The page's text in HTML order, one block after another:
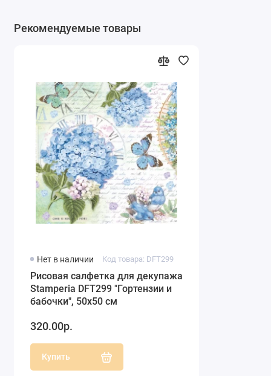
Рекомендуемые товары
Нет в наличии Код товара: DFT299
Рисовая салфетка для декупажа
Stamperia DFT299 "Гортензии и
бабочки", 50х50 см
320.00р.
Купить